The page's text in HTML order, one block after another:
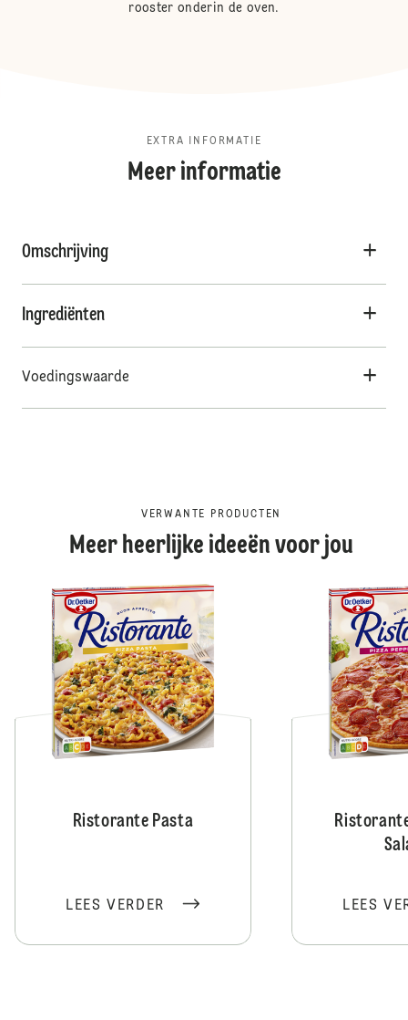
rooster onderin de oven.
EXTRA INFORMATIE
Meer informatie
Omschrijving
Ingrediënten
Voedingswaarde
VERWANTE PRODUCTEN
Meer heerlijke ideeën voor jou
Ristorante Pasta
LEES VERDER LEES